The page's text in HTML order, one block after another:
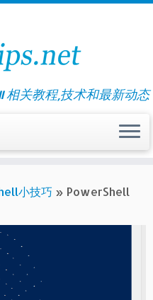
相关教程,技术和最新动态
小技巧 » PowerShell